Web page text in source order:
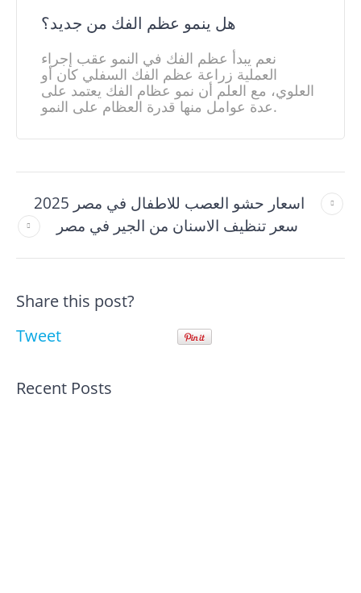
هل ينمو عظم الفك من جديد؟
نعم يبدأ عظم الفك في النمو عقب إجراء
العملية زراعة عظم الفك السفلي كان أو
العلوي، مع العلم أن نمو عظام الفك يعتمد على
عدة عوامل منها قدرة العظام على النمو.
اسعار حشو العصب للاطفال في مصر 2025
Share this post?
Tweet
Recent Posts